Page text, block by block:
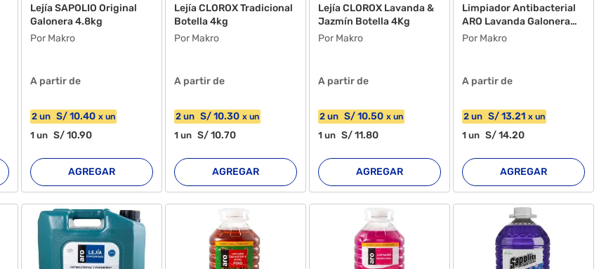
Lejía SAPOLIO Original
Galonera 4.8kg
Por Makro
A partir de
2 un S/10.40 xun
1un S/10.90
AGREGAR
Lejía CLOROX Tradicional
Botella 4kg
Por Makro
A partir de
2 un S/10.30 xun
1un S/10.70
AGREGAR
Lejía CLOROX Lavanda &
Jazmín Botella 4Kg
Por Makro
A partir de
2 un S/10.50 xun
1un S/11.80
AGREGAR
Limpiador Antibacterial
ARO Lavanda Galonera
5...
Por Makro
A partir de
2 un S/13.21 xun
1un S/14.20
AGREGAR